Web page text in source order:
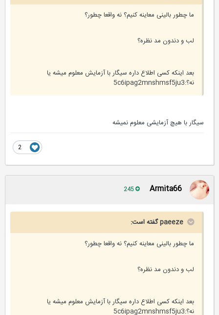
ما چطور بالینی معاینه کنیم؟ نه واقعا چطور؟
لب و دندون مد نظره؟
بعد اینکه کسی اطلاع داره سیگار با آزمایش معلوم میشه یا
نه؟:5c6ipag2mnshmsf5ju3
سیگار با هیچ آزمایشی معلوم نمیشه
Armita66
paeeze گفته است:
ما چطور بالینی معاینه کنیم؟ نه واقعا چطور؟
لب و دندون مد نظره؟
بعد اینکه کسی اطلاع داره سیگار با آزمایش معلوم میشه یا
نه؟:5c6ipag2mnshmsf5ju3